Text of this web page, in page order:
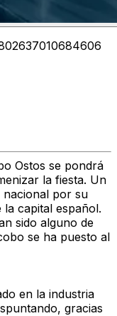
Ostos se pondrá
la fiesta. Un
nacional por su
la capital español.
sido alguno de
se ha puesto al
en la industria
gracias